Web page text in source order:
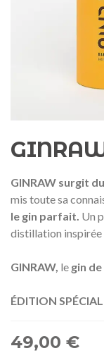
GINRAW surgit
mis toute sa
le gin parfait. Un
distillation inspirée
GINRAW, le gin
ÉDITION
49,00 €
Médaille
2026 – Édition